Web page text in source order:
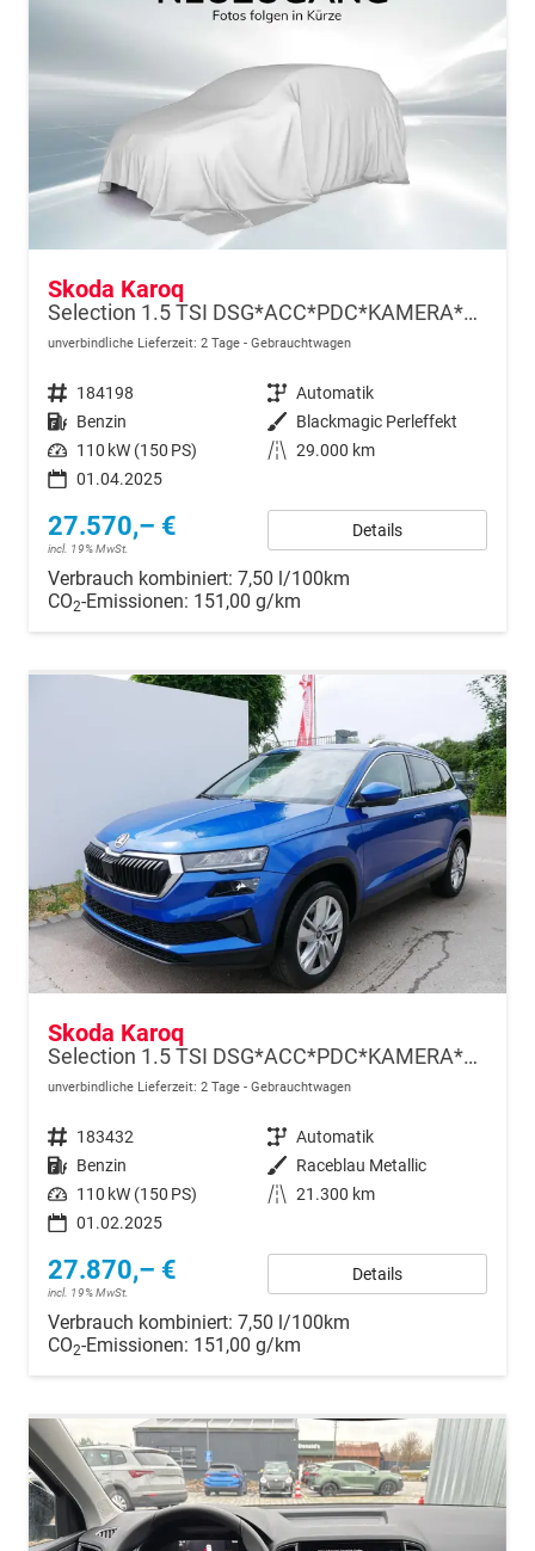
Skoda Karoq
Selection 1.5 TSI DSG*ACC*PDC*KAMERA*TEMPOMAT*LED*SMARTLINK*KLIMA*RADIO*17-ZOLL
unverbindliche Lieferzeit: 2 Tage Gebrauchtwagen
Fahrzeugnr. 184198 Getriebe Automatik
Kraftstoff Benzin Außenfarbe Blackmagic Perleffekt
Leistung 110 kW (150 PS) Kilometerstand 29.000 km
01.04.2025
27.570,– €
incl. 19% MwSt.
Details
Verbrauch kombiniert: 7,50 l/100km
CO2-Emissionen: 151,00 g/km
Skoda Karoq
Selection 1.5 TSI DSG*ACC*PDC*KAMERA*TEMPOMAT*LED*SMARTLINK*KLIMA*RADIO*17-ZOLL
unverbindliche Lieferzeit: 2 Tage Gebrauchtwagen
Fahrzeugnr. 183432 Getriebe Automatik
Kraftstoff Benzin Außenfarbe Raceblau Metallic
Leistung 110 kW (150 PS) Kilometerstand 21.300 km
01.02.2025
27.870,– €
incl. 19% MwSt.
Details
Verbrauch kombiniert: 7,50 l/100km
CO2-Emissionen: 151,00 g/km